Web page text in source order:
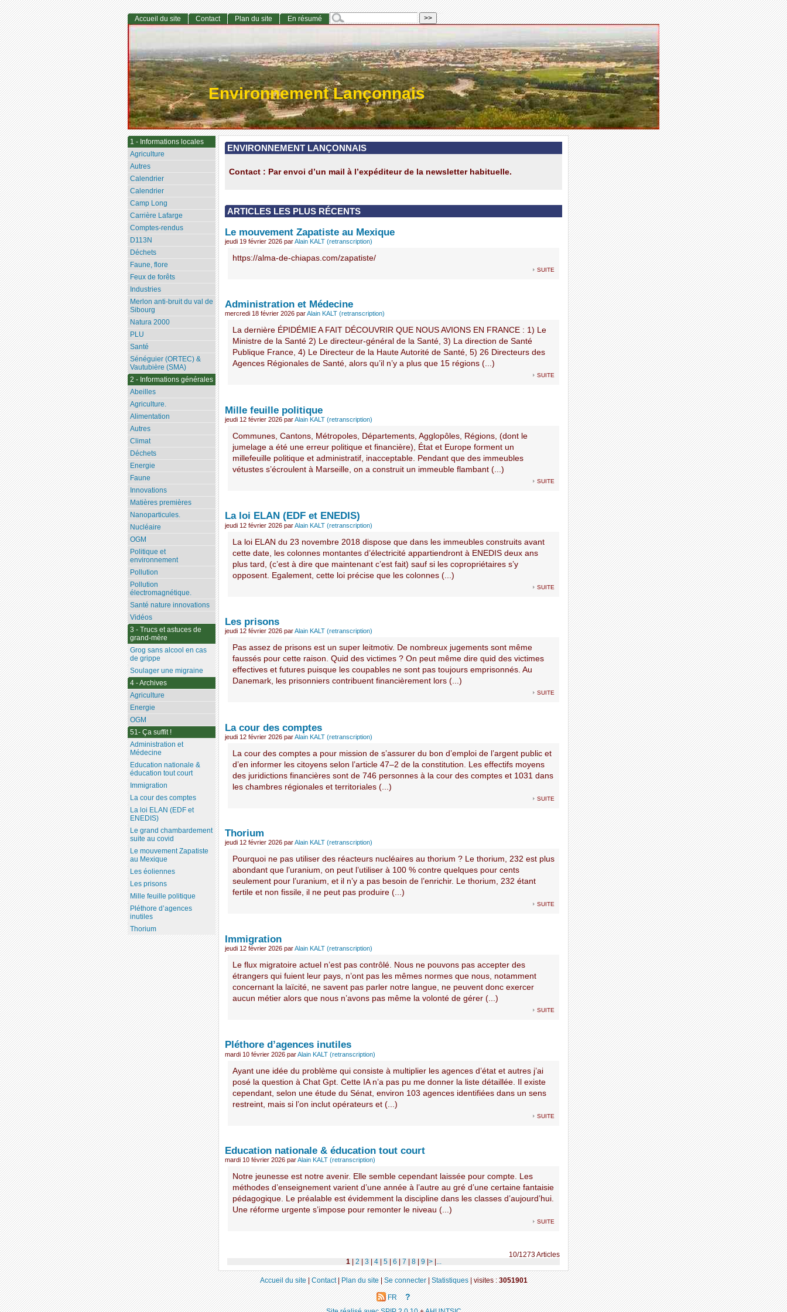
Environnement Lançonnais
ENVIRONNEMENT LANÇONNAIS
Contact : Par envoi d’un mail à l’expéditeur de la newsletter habituelle.
ARTICLES LES PLUS RÉCENTS
Le mouvement Zapatiste au Mexique
jeudi 19 février 2026 parAlain KALT (retranscription)
https://alma-de-chiapas.com/zapatiste/
suite
Administration et Médecine
mercredi 18 février 2026 parAlain KALT (retranscription)
La dernière ÉPIDÉMIE A FAIT DÉCOUVRIR QUE NOUS AVIONS EN FRANCE : 1) Le
Ministre de la Santé 2) Le directeur-général de la Santé, 3) La direction de Santé
Publique France, 4) Le Directeur de la Haute Autorité de Santé, 5) 26 Directeurs des
Agences Régionales de Santé, alors qu’il n’y a plus que 15 régions (...)
suite
Mille feuille politique
jeudi 12 février 2026 parAlain KALT (retranscription)
Communes, Cantons, Métropoles, Départements, Agglopôles, Régions, (dont le
jumelage a été une erreur politique et financière), État et Europe forment un
millefeuille politique et administratif, inacceptable. Pendant que des immeubles
vétustes s’écroulent à Marseille, on a construit un immeuble flambant (...)
suite
La loi ELAN (EDF et ENEDIS)
jeudi 12 février 2026 parAlain KALT (retranscription)
La loi ELAN du 23 novembre 2018 dispose que dans les immeubles construits avant
cette date, les colonnes montantes d’électricité appartiendront à ENEDIS deux ans
plus tard, (c’est à dire que maintenant c’est fait) sauf si les copropriétaires s’y
opposent. Egalement, cette loi précise que les colonnes (...)
suite
Les prisons
jeudi 12 février 2026 parAlain KALT (retranscription)
Pas assez de prisons est un super leitmotiv. De nombreux jugements sont même
faussés pour cette raison. Quid des victimes ? On peut même dire quid des victimes
effectives et futures puisque les coupables ne sont pas toujours emprisonnés. Au
Danemark, les prisonniers contribuent financièrement lors (...)
suite
La cour des comptes
jeudi 12 février 2026 parAlain KALT (retranscription)
La cour des comptes a pour mission de s’assurer du bon d’emploi de l’argent public et
d’en informer les citoyens selon l’article 47–2 de la constitution. Les effectifs moyens
des juridictions financières sont de 746 personnes à la cour des comptes et 1031 dans
les chambres régionales et territoriales (...)
suite
Thorium
jeudi 12 février 2026 parAlain KALT (retranscription)
Pourquoi ne pas utiliser des réacteurs nucléaires au thorium ? Le thorium, 232 est plus
abondant que l’uranium, on peut l’utiliser à 100 % contre quelques pour cents
seulement pour l’uranium, et il n’y a pas besoin de l’enrichir. Le thorium, 232 étant
fertile et non fissile, il ne peut pas produire (...)
suite
Immigration
jeudi 12 février 2026 parAlain KALT (retranscription)
Le flux migratoire actuel n’est pas contrôlé. Nous ne pouvons pas accepter des
étrangers qui fuient leur pays, n’ont pas les mêmes normes que nous, notamment
concernant la laïcité, ne savent pas parler notre langue, ne peuvent donc exercer
aucun métier alors que nous n’avons pas même la volonté de gérer (...)
suite
Pléthore d’agences inutiles
mardi 10 février 2026 parAlain KALT (retranscription)
Ayant une idée du problème qui consiste à multiplier les agences d’état et autres j’ai
posé la question à Chat Gpt. Cette IA n’a pas pu me donner la liste détaillée. Il existe
cependant, selon une étude du Sénat, environ 103 agences identifiées dans un sens
restreint, mais si l’on inclut opérateurs et (...)
suite
Education nationale & éducation tout court
mardi 10 février 2026 parAlain KALT (retranscription)
Notre jeunesse est notre avenir. Elle semble cependant laissée pour compte. Les
méthodes d’enseignement varient d’une année à l’autre au gré d’une certaine fantaisie
pédagogique. Le préalable est évidemment la discipline dans les classes d’aujourd’hui.
Une réforme urgente s’impose pour remonter le niveau (...)
suite
10/1273 Articles
1| 2 3 4| 5| 6 7 8| 9 >| ...
Accueil du site Contact Plan du site En résumé
1 - Informations locales
Agriculture
Autres
Calendrier
Calendrier
Camp Long
Carrière Lafarge
Comptes-rendus
D113N
Déchets
Faune, flore
Feux de forêts
Industries
Merlon anti-bruit du val de
Sibourg
Natura 2000
PLU
Santé
Sénéguier (ORTEC) &
Vautubière (SMA)
2 - Informations générales
Abeilles
Agriculture.
Alimentation
Autres
Climat
Déchets
Energie
Faune
Innovations
Matières premières
Nanoparticules.
Nucléaire
OGM
Politique et
environnement
Pollution
Pollution
électromagnétique.
Santé nature innovations
Vidéos
3 - Trucs et astuces de
grand-mère
Grog sans alcool en cas
de grippe
Soulager une migraine
4 - Archives
Agriculture
Energie
OGM
51- Ça suffit !
Administration et
Médecine
Education nationale &
éducation tout court
Immigration
La cour des comptes
La loi ELAN (EDF et
ENEDIS)
Le grand chambardement
suite au covid
Le mouvement Zapatiste
au Mexique
Les éoliennes
Les prisons
Mille feuille politique
Pléthore d’agences
inutiles
Thorium
Accueil du site|Contact|Plan du site|Se connecter|Statistiques|visites :3051901
FR ?